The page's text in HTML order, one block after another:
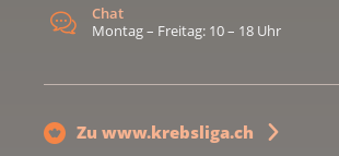
Chat
Montag – Freitag: 10 – 18 Uhr
Zu www.krebsliga.ch